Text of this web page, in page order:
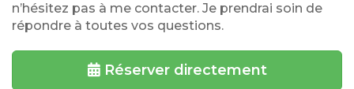
n’hésitez pas à me contacter. Je prendrai soin de
répondre à toutes vos questions.
Réserver directement